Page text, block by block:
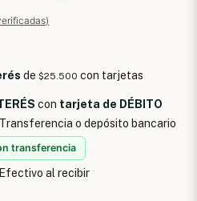
de$25.500 con tarjetas
con tarjeta de DÉBITO
o depósito bancario
transferencia
al recibir